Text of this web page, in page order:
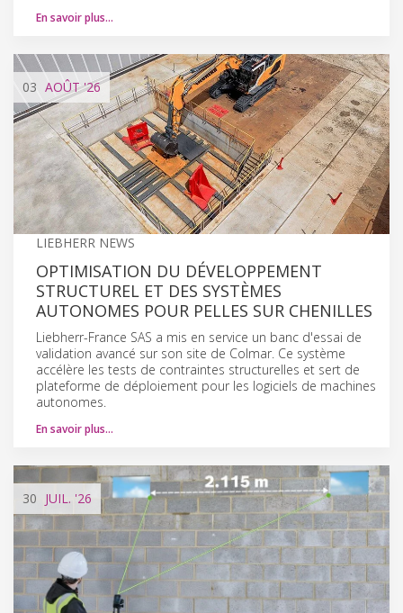
En savoir plus…
03 AOÛT'26
LIEBHERR NEWS
OPTIMISATION DU DÉVELOPPEMENT
STRUCTUREL ET DES SYSTÈMES
AUTONOMES POUR PELLES SUR CHENILLES
Liebherr-France SAS a mis en service un banc d'essai de
validation avancé sur son site de Colmar. Ce système
accélère les tests de contraintes structurelles et sert de
plateforme de déploiement pour les logiciels de machines
autonomes.
En savoir plus…
30 JUIL. '26